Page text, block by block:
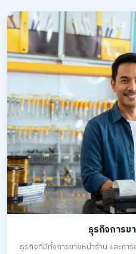
ธุรกิจการข
ธุรกิจที่มีทั้งการขายหน้าร้าน และกา